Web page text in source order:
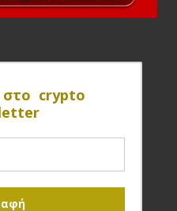
στο crypto